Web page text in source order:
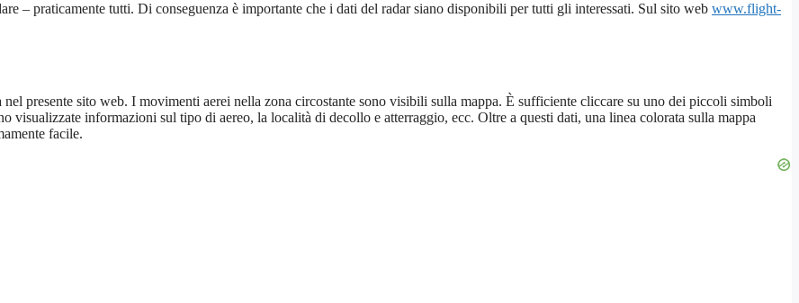
– praticamente tutti. Di conseguenza è importante che i dati del radar siano disponibili per tutti gli interessati. Sul sito web www.flight-
presente sito web. I movimenti aerei nella zona circostante sono visibili sulla mappa. È sufficiente cliccare su uno dei piccoli simboli
visualizzate informazioni sul tipo di aereo, la località di decollo e atterraggio, ecc. Oltre a questi dati, una linea colorata sulla mappa
facile.